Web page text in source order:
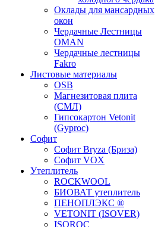
Оклады для мансардных
окон
Чердачные Лестницы
OMAN
Чердачные лестницы
Fakro
Листовые материалы
OSB
Магнезитовая плита
(СМЛ)
Гипсокартон Vetonit
(Gyproc)
Софит
Софит Bryza (Бриза)
Софит VOX
Утеплитель
ROCKWOOL
БИОВАТ утеплитель
ПЕНОПЛЭКС ®
VETONIT (ISOVER)
ISOROC